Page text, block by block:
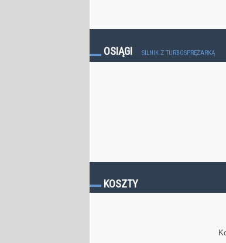
OSIĄGI SILNIK Z TURBOSPRĘŻARKĄ
KOSZTY